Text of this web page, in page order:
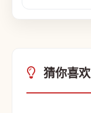
猜你喜欢